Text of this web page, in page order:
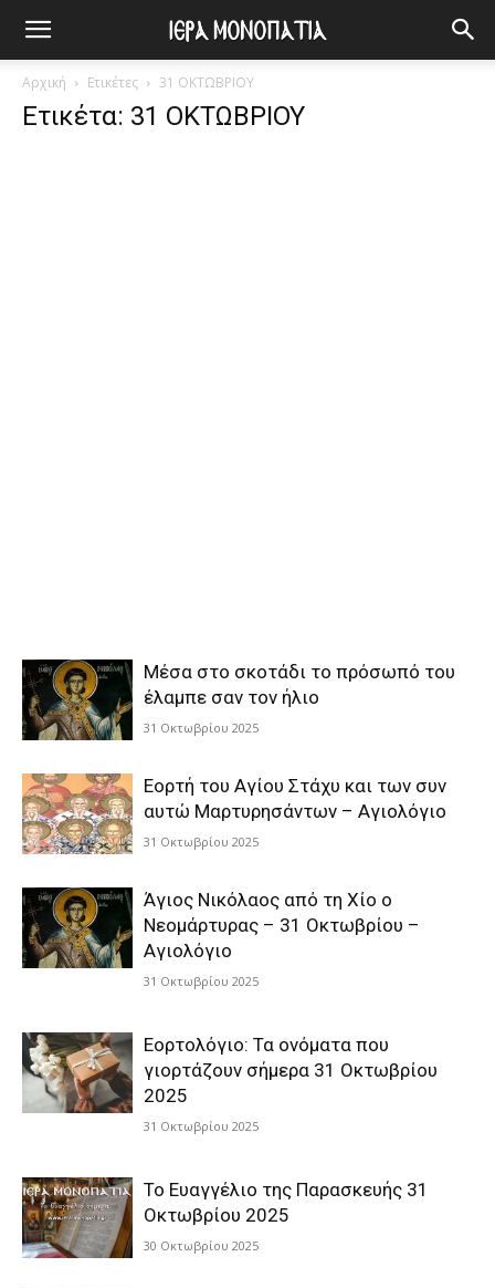
Αρχική Ετικέτες 31 ΟΚΤΩΒΡΙΟΥ
Ετικέτα: 31 ΟΚΤΩΒΡΙΟΥ
Μέσα στο σκοτάδι το πρόσωπό του
έλαμπε σαν τον ήλιο
31 Οκτωβρίου 2025
Εορτή του Αγίου Στάχυ και των συν
αυτώ Μαρτυρησάντων – Αγιολόγιο
31 Οκτωβρίου 2025
Άγιος Νικόλαος από τη Χίο ο
Νεομάρτυρας – 31 Οκτωβρίου –
Αγιολόγιο
31 Οκτωβρίου 2025
Εορτολόγιο: Τα ονόματα που
γιορτάζουν σήμερα 31 Οκτωβρίου
2025
31 Οκτωβρίου 2025
Το Ευαγγέλιο της Παρασκευής 31
Οκτωβρίου 2025
30 Οκτωβρίου 2025